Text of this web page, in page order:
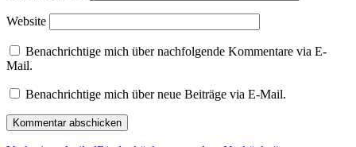
Website
Benachrichtige mich über nachfolgende Kommentare via E-
Mail.
Benachrichtige mich über neue Beiträge via E-Mail.